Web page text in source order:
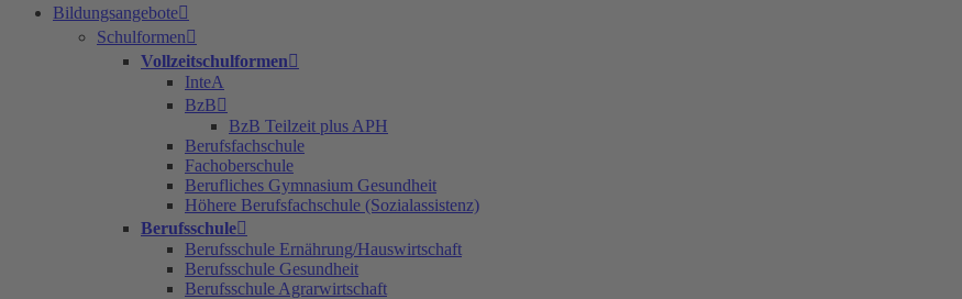
Bildungsangebote
Schulformen
Vollzeitschulformen
InteA
BzB
BzB Teilzeit plus APH
Berufsfachschule
Fachoberschule
Berufliches Gymnasium Gesundheit
Höhere Berufsfachschule (Sozialassistenz)
Berufsschule
Berufsschule Ernährung/Hauswirtschaft
Berufsschule Gesundheit
Berufsschule Agrarwirtschaft